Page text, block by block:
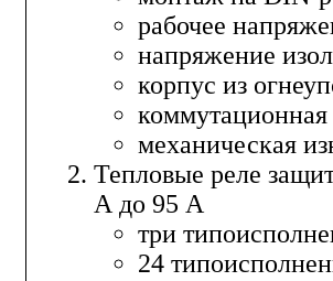
рабочее
напряжение
корпус из
механическая
Тепловые реле
А до 95 А
три
24